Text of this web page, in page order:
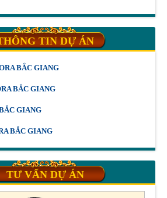
TIN DỰ ÁN
BẮC GIANG
BẮC GIANG
GIANG
BẮC GIANG
TƯ VẤN DỰ ÁN